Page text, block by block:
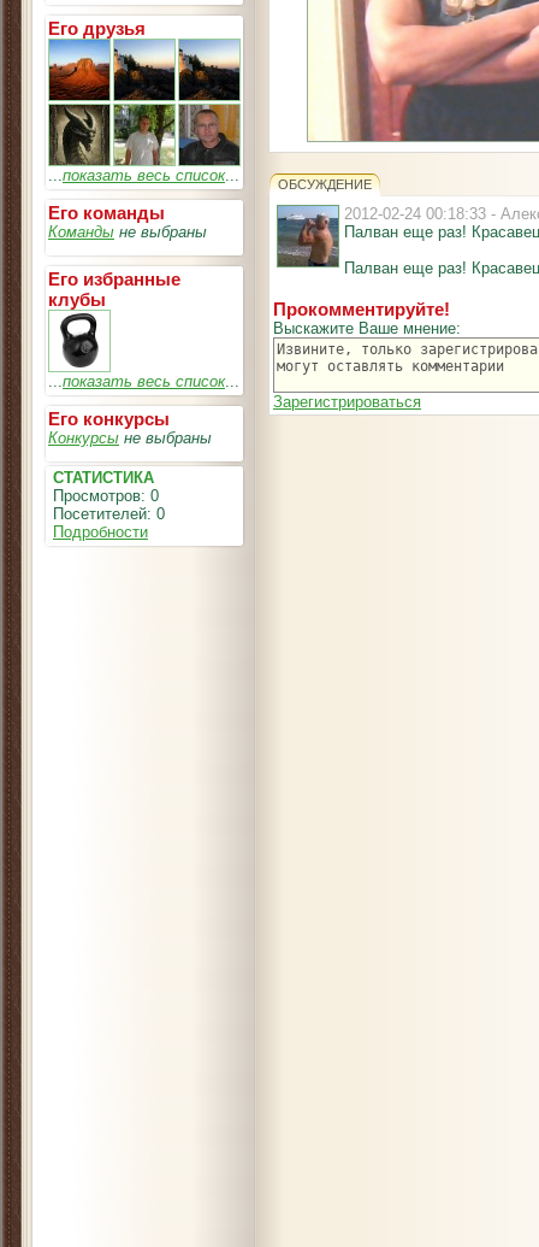
Его друзья
...показать весь список...
Его команды
Команды не выбраны
Его избранные
клубы
...показать весь список...
Его конкурсы
Конкурсы не выбраны
СТАТИСТИКА
Просмотров: 0
Посетителей: 0
Подробности
ОБСУЖДЕНИЕ
2012-02-24 00:18:33 -
Палван еще раз!
Палван еще раз!
Прокомментируйте!
Выскажите Ваше мнение:
Зарегистрироваться